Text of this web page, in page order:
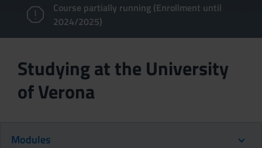
Course partially running (Enrollment until
2024/2025)
Studying at the University
of Verona
Modules